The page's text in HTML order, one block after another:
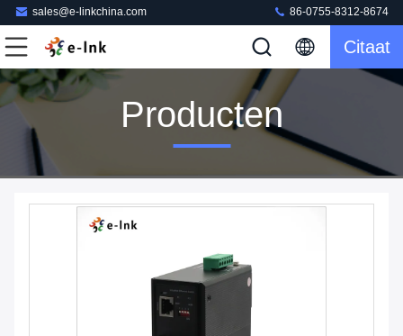
sales@e-linkchina.com 86-0755-8312-8674
Citaat
Producten